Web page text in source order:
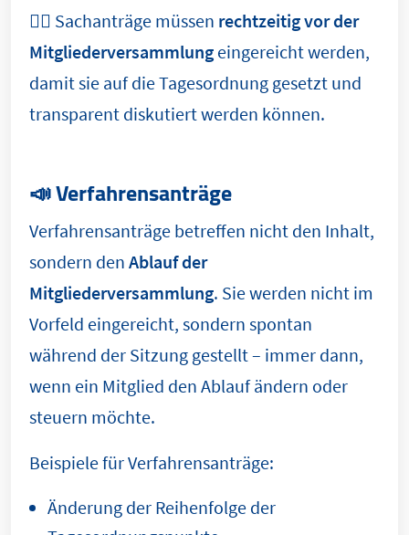
👉🏼 Sachanträge müssen rechtzeitig vor der
Mitgliederversammlung eingereicht werden,
damit sie auf die Tagesordnung gesetzt und
transparent diskutiert werden können.
📣 Verfahrensanträge
Verfahrensanträge betreffen nicht den Inhalt,
sondern den Ablauf der
Mitgliederversammlung. Sie werden nicht im
Vorfeld eingereicht, sondern spontan
während der Sitzung gestellt – immer dann,
wenn ein Mitglied den Ablauf ändern oder
steuern möchte.
Beispiele für Verfahrensanträge:
Änderung der Reihenfolge der